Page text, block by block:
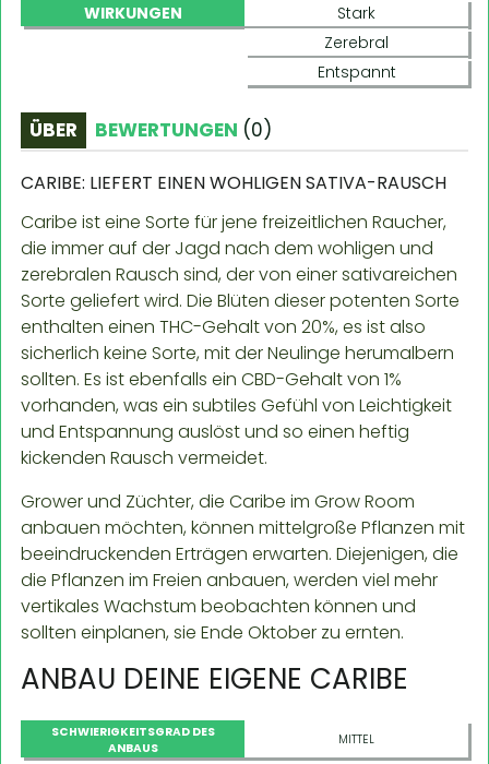
WIRKUNGEN
Stark
Zerebral
Entspannt
ÜBER BEWERTUNGEN (0)
CARIBE: LIEFERT EINEN WOHLIGEN SATIVA-RAUSCH
Caribe ist eine Sorte für jene freizeitlichen Raucher,
die immer auf der Jagd nach dem wohligen und
zerebralen Rausch sind, der von einer sativareichen
Sorte geliefert wird. Die Blüten dieser potenten Sorte
enthalten einen THC-Gehalt von 20%, es ist also
sicherlich keine Sorte, mit der Neulinge herumalbern
sollten. Es ist ebenfalls ein CBD-Gehalt von 1%
vorhanden, was ein subtiles Gefühl von Leichtigkeit
und Entspannung auslöst und so einen heftig
kickenden Rausch vermeidet.
Grower und Züchter, die Caribe im Grow Room
anbauen möchten, können mittelgroße Pflanzen mit
beeindruckenden Erträgen erwarten. Diejenigen, die
die Pflanzen im Freien anbauen, werden viel mehr
vertikales Wachstum beobachten können und
sollten einplanen, sie Ende Oktober zu ernten.
ANBAU DEINE EIGENE CARIBE
SCHWIERIGKEITSGRAD DES
ANBAUS
MITTEL